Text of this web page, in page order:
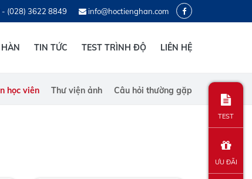
(028) 3622 8849 info@hoctienghan.com
TIN TỨC TEST TRÌNH ĐỘ LIÊN HỆ
học viên Thư viện ảnh Câu hỏi thường gặp
TEST
ƯU ĐÃI